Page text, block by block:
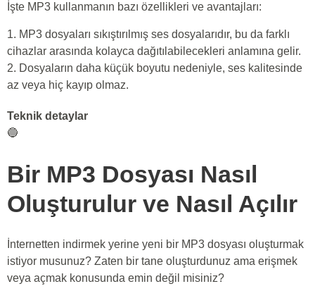
İşte MP3 kullanmanın bazı özellikleri ve avantajları:
1. MP3 dosyaları sıkıştırılmış ses dosyalarıdır, bu da farklı
cihazlar arasında kolayca dağıtılabilecekleri anlamına gelir.
2. Dosyaların daha küçük boyutu nedeniyle, ses kalitesinde
az veya hiç kayıp olmaz.
Teknik detaylar
🔵
Bir MP3 Dosyası Nasıl
Oluşturulur ve Nasıl Açılır
İnternetten indirmek yerine yeni bir MP3 dosyası oluşturmak
istiyor musunuz? Zaten bir tane oluşturdunuz ama erişmek
veya açmak konusunda emin değil misiniz?